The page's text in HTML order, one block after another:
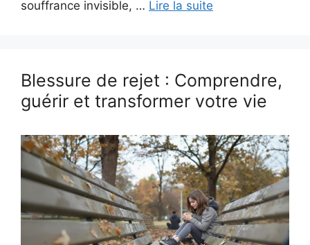
souffrance invisible, … Lire la suite
Blessure de rejet : Comprendre,
guérir et transformer votre vie